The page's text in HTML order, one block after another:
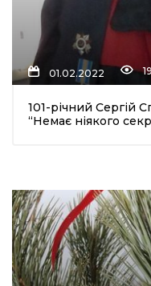
01.02.2022
101-річний Сергій
“Немає ніякого